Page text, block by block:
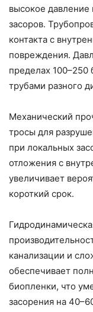
высокое
засоров.
контакта с
повреждения.
пределах 100–250
трубами разного
Механический
тросы для
при локальных
отложения с
увеличивает
короткий срок.
канализации и
обеспечивает
биопленки, что
засорения на